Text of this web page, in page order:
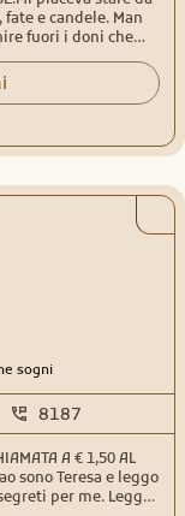
e candele. Man
fuori i doni che
pronta ad
trovare insieme
di tutto un’amica
per il tuo bene. Per i
con comprensibili
con fiducia. Un
sogni
8187
A € 1,50 AL
sono Teresa e leggo
per me. Leggo i